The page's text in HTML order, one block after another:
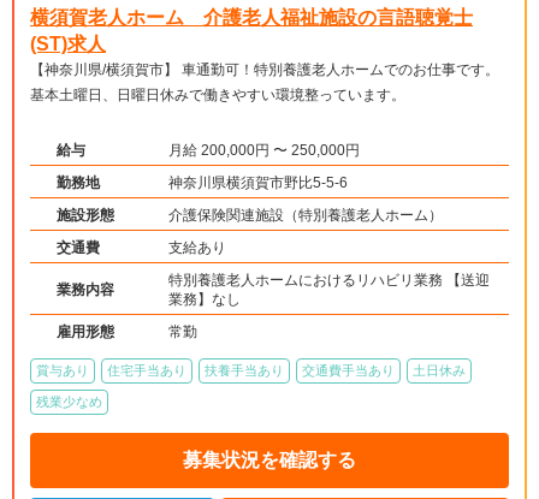
横須賀老人ホーム 介護老人福祉施設の言語聴覚士
(ST)求人
【神奈川県/横須賀市】 車通勤可！特別養護老人ホームでのお仕事です。
基本土曜日、日曜日休みで働きやすい環境整っています。
給与
月給 200,000円 〜 250,000円
勤務地
神奈川県横須賀市野比5-5-6
施設形態
介護保険関連施設（特別養護老人ホーム）
交通費
支給あり
業務内容
特別養護老人ホームにおけるリハビリ業務 【送迎
業務】なし
雇用形態
常勤
賞与あり 住宅手当あり 扶養手当あり 交通費手当あり 土日休み
残業少なめ
募集状況を確認する